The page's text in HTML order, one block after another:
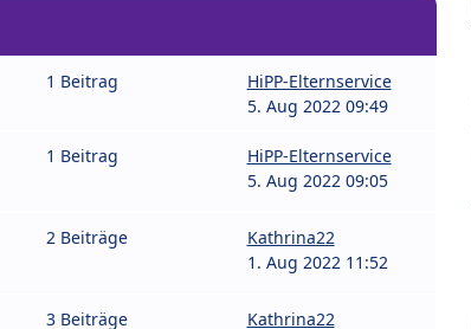
1 Beitrag
HiPP-Elternservice
5. Aug 2022 09:49
1 Beitrag
HiPP-Elternservice
5. Aug 2022 09:05
2 Beiträge
Kathrina22
1. Aug 2022 11:52
3 Beiträge
Kathrina22